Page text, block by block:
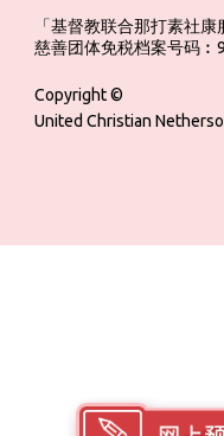
「基督教联合那打素社
慈善团体免税档案号码
Copyright ©
United Christian